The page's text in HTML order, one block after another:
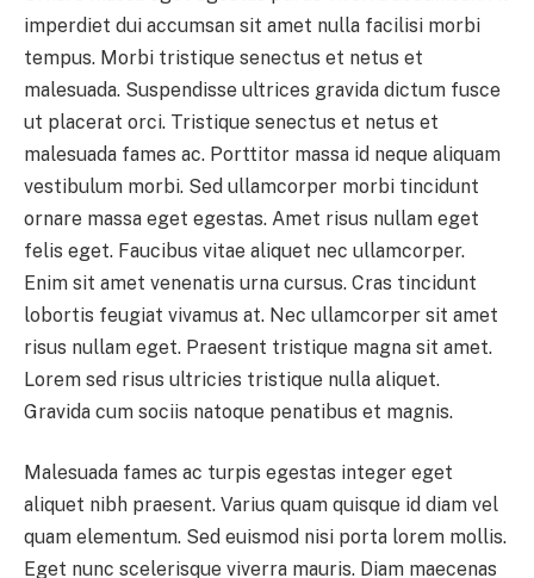
imperdiet dui accumsan sit amet nulla facilisi morbi
tempus. Morbi tristique senectus et netus et
malesuada. Suspendisse ultrices gravida dictum fusce
ut placerat orci. Tristique senectus et netus et
malesuada fames ac. Porttitor massa id neque aliquam
vestibulum morbi. Sed ullamcorper morbi tincidunt
ornare massa eget egestas. Amet risus nullam eget
felis eget. Faucibus vitae aliquet nec ullamcorper.
Enim sit amet venenatis urna cursus. Cras tincidunt
lobortis feugiat vivamus at. Nec ullamcorper sit amet
risus nullam eget. Praesent tristique magna sit amet.
Lorem sed risus ultricies tristique nulla aliquet.
Gravida cum sociis natoque penatibus et magnis.
Malesuada fames ac turpis egestas integer eget
aliquet nibh praesent. Varius quam quisque id diam vel
quam elementum. Sed euismod nisi porta lorem mollis.
Eget nunc scelerisque viverra mauris. Diam maecenas